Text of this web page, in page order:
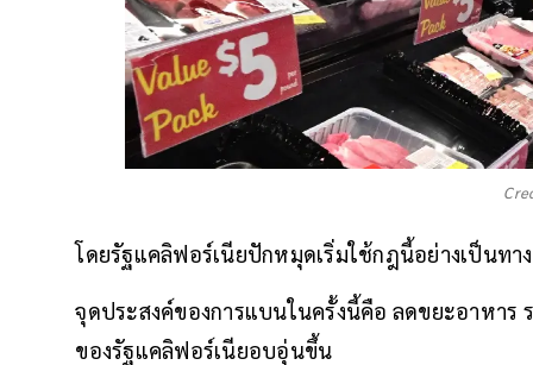
โดยรัฐแคลิฟอร์เนียปักหมุดเริ่มใช้กฎนี้อย่างเป็นทา
จุดประสงค์ของการแบนในครั้งนี้คือ ลดขยะอาหาร
ของรัฐแคลิฟอร์เนียอบอุ่นขึ้น